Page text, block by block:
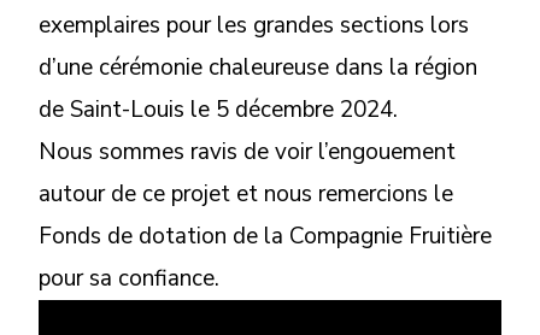
exemplaires pour les grandes sections lors
d’une cérémonie chaleureuse dans la région
de Saint-Louis le 5 décembre 2024.
Nous sommes ravis de voir l’engouement
autour de ce projet et nous remercions le
Fonds de dotation de la Compagnie Fruitière
pour sa confiance.